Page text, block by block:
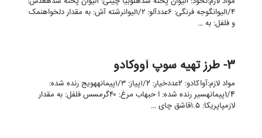
١/٤ليوانگوجه فرنگی: ٦عددآلو: ١/٢ليوانرشته آش: به مقدار دلخواهنمک
و فلفل: به …
3- طرز تهیه سوپ آووکادو
مواد لازم:آواکادو: 2عددخیار: ۱/2پیاز: ۱/۳پیمانههویج رنده شده:
1/4پیمانهسیر رنده شده: ا حبهاب مرغ: ۴۰گرمسس فلفل: به مقدار
لازمپاپریکا: ۱.۵قاشق چای …